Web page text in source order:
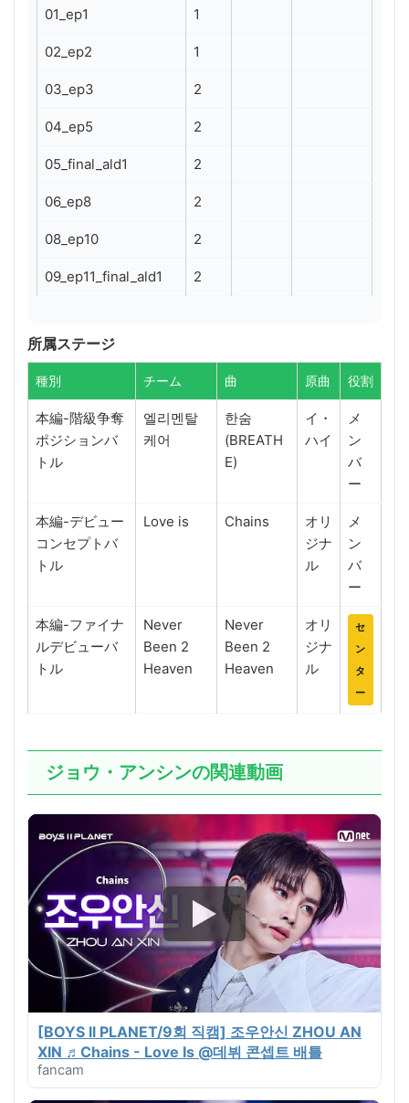
01_ep1 1
02_ep2 1
03_ep3 2
04_ep5 2
05_final_ald1 2
06_ep8 2
08_ep10 2
09_ep11_final_ald1 2
所属ステージ
種別 チーム 曲 原曲 役割
本編-階級争奪
ポジションバ
トル
엘리멘탈
케어
한숨
(BREATH
E)
イ・
ハイ
メ
ン
バ
ー
本編-デビュー
コンセプトバ
トル
Love is Chains
オリ
ジナ
ル
メ
ン
バ
ー
本編-ファイナ
ルデビューバ
トル
Never
Been 2
Heaven
Never
Been 2
Heaven
オリ
ジナ
ル
セ
ン
タ
ー
ジョウ・アンシンの関連動画
[BOYS ll PLANET/9회 직캠] 조우안신 ZHOU AN
XIN ♬Chains - Love Is @데뷔 콘셉트 배틀
fancam